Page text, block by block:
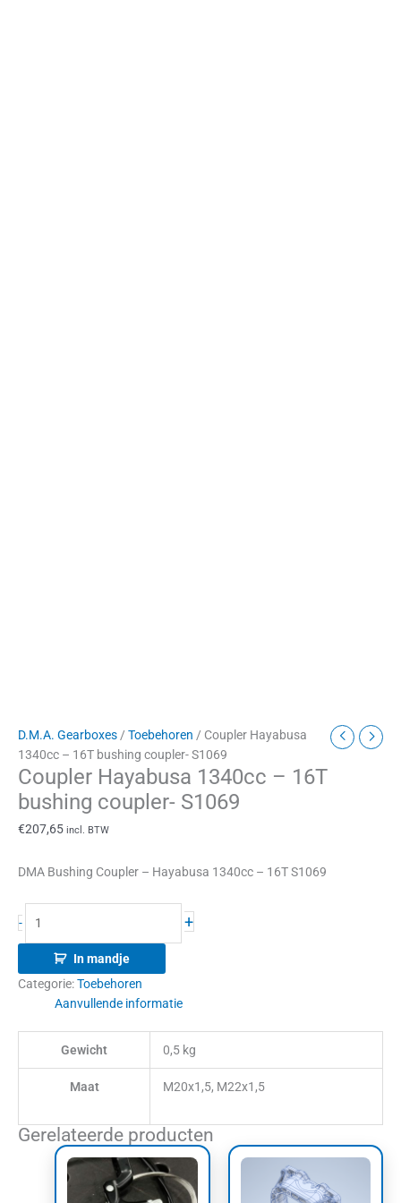
D.M.A. Gearboxes/ Toebehoren / Coupler Hayabusa
1340cc – 16T bushing coupler- S1069
Coupler Hayabusa 1340cc – 16T
bushing coupler- S1069
€207,65 incl. BTW
DMA Bushing Coupler – Hayabusa 1340cc – 16T S1069
- +
In mandje
Categorie:Toebehoren
Aanvullende informatie
Gewicht 0,5 kg
Maat M20x1,5, M22x1,5
Gerelateerde producten
Prijsklasse:
€85,00
tot
€95,00
Dit
product
heeft